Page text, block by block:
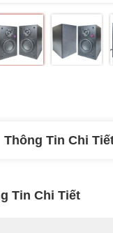
Thông Tin Chi
Tin Chi Tiết